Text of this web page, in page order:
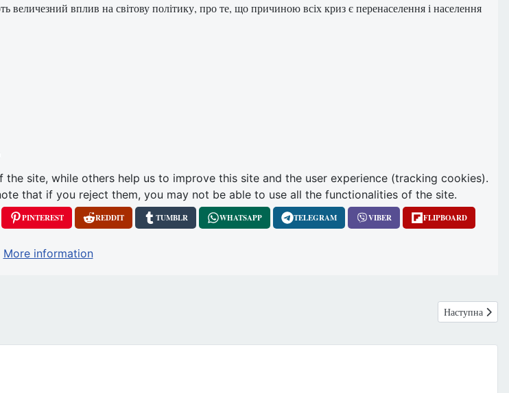
величезний вплив на світову політику, про те, що причиною всіх криз є перенаселення і населення
PINTEREST REDDIT TUMBLR WHATSAPP TELEGRAM VIBER FLIPBOARD
абортаріями Наступна
Наступна
site, while others help us to improve this site and the user experience (tracking cookies).
that if you reject them, you may not be able to use all the functionalities of the site.
More information